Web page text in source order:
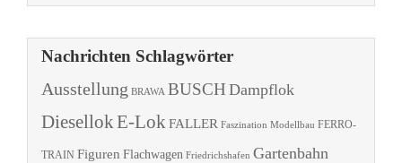
Nachrichten Schlagwörter
Ausstellung BRAWA BUSCH Dampflok
DiesellokE-LokFALLER Faszination Modellbau FERRO-
TRAIN Figuren Flachwagen Friedrichshafen Gartenbahn